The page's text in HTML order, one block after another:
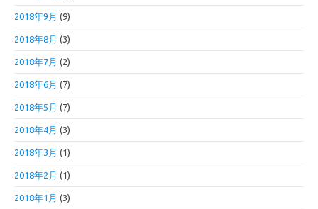
2018年9月 (9)
2018年8月 (3)
2018年7月 (2)
2018年6月 (7)
2018年5月 (7)
2018年4月 (3)
2018年3月 (1)
2018年2月 (1)
2018年1月 (3)